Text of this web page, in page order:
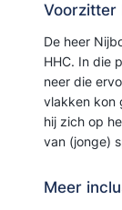
Voorzitter
De heer
HHC. In die
neer die
vlakken kon
hij zich op
van (jonge)
Meer